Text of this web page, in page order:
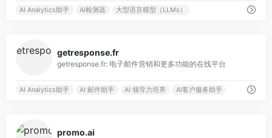
AI Analytics助手 AI检测器 大型语言模型（LLMs）
getresponse.fr
getresponse.fr: 电子邮件营销和更多功能的在线平台
AI Analytics助手 AI 邮件助手 AI 领导力培养 AI客户服务助手
promo.ai